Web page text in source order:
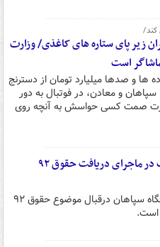
زیر پای ستاره های کاغذی/ وزارت
است
ها و صدها میلیارد تومان از دسترنج
سپاهان و معادن، در فوتبال به دور
صمت کسی حواسش به آنچه روی
سکوت ساکت در ماجرای دریافت حقوق ۹۲
مدیرعامل باشگاه سپاهان درقبال موضوع حقوق ۹۲
است.